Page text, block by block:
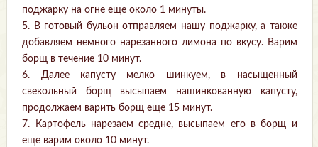
поджарку на огне еще около 1 минуты.
5. В готовый бульон отправляем нашу поджарку, а также
добавляем немного нарезанного лимона по вкусу. Варим
борщ в течение 10 минут.
6. Далее капусту мелко шинкуем, в насыщенный
свекольный борщ высыпаем нашинкованную капусту,
продолжаем варить борщ еще 15 минут.
7. Картофель нарезаем средне, высыпаем его в борщ и
еще варим около 10 минут.